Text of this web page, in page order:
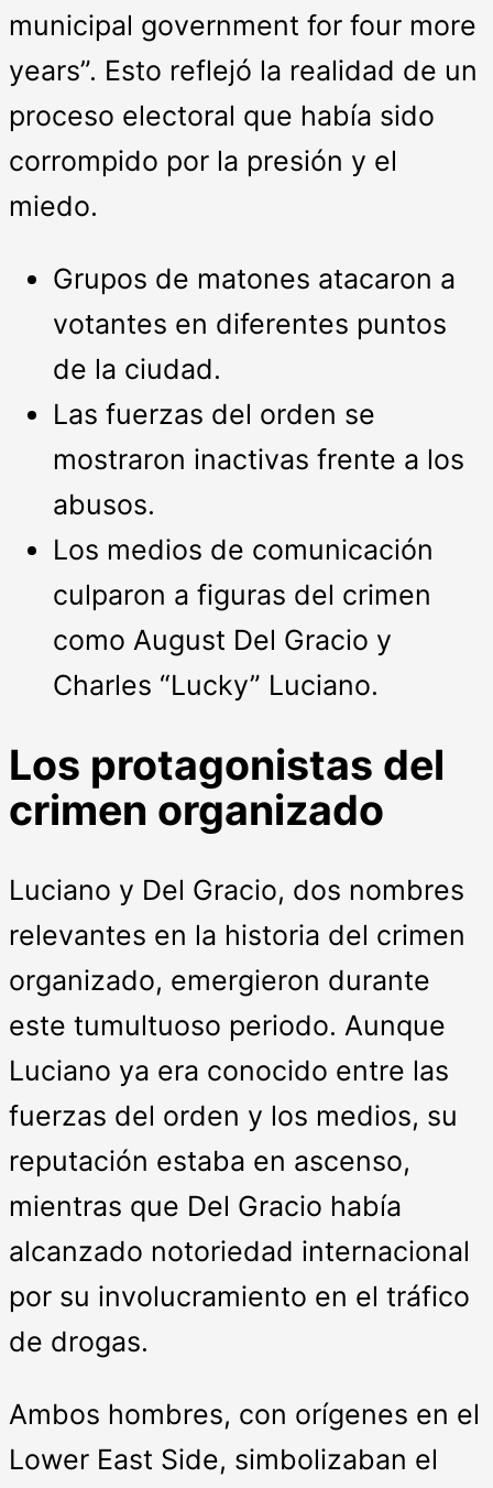
municipal government for four more
years”. Esto reflejó la realidad de un
proceso electoral que había sido
corrompido por la presión y el
miedo.
Grupos de matones atacaron a
votantes en diferentes puntos
de la ciudad.
Las fuerzas del orden se
mostraron inactivas frente a los
abusos.
Los medios de comunicación
culparon a figuras del crimen
como August Del Gracio y
Charles “Lucky” Luciano.
Los protagonistas del
crimen organizado
Luciano y Del Gracio, dos nombres
relevantes en la historia del crimen
organizado, emergieron durante
este tumultuoso periodo. Aunque
Luciano ya era conocido entre las
fuerzas del orden y los medios, su
reputación estaba en ascenso,
mientras que Del Gracio había
alcanzado notoriedad internacional
por su involucramiento en el tráfico
de drogas.
Ambos hombres, con orígenes en el
Lower East Side, simbolizaban el